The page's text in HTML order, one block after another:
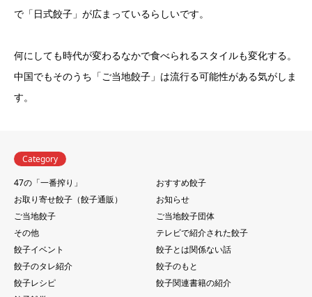
で「日式餃子」が広まっているらしいです。
何にしても時代が変わるなかで食べられるスタイルも変化する。
中国でもそのうち「ご当地餃子」は流行る可能性がある気がしま
す。
Category
47の「一番搾り」
おすすめ餃子
お取り寄せ餃子（餃子通販）
お知らせ
ご当地餃子
ご当地餃子団体
その他
テレビで紹介された餃子
餃子イベント
餃子とは関係ない話
餃子のタレ紹介
餃子のもと
餃子レシピ
餃子関連書籍の紹介